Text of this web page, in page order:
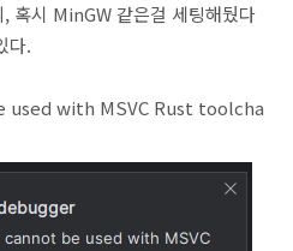
혹시 MinGW 같은걸 세팅해뒀다
다.
with MSVC Rust toolcha